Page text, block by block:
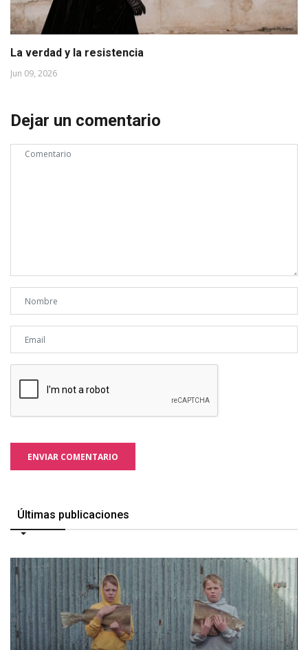
La verdad y la resistencia
Jun 09, 2026
Dejar un comentario
ENVIAR COMENTARIO
Últimas publicaciones